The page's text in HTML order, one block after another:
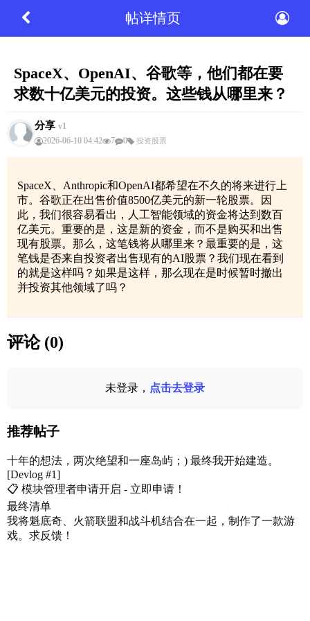
帖详情页
SpaceX、OpenAI、谷歌等，他们都在要
求数十亿美元的投资。这些钱从哪里来？
分享 v1
2026-06-10 04:42
7 0 投资股票
SpaceX、Anthropic和OpenAI都希望在不久的将来进行上
市。谷歌正在出售价值8500亿美元的新一轮股票。因
此，我们很容易看出，人工智能领域的资金将达到数百
亿美元。重要的是，这是新的资金，而不是购买和出售
现有股票。那么，这笔钱将从哪里来？最重要的是，这
笔钱是否来自投资者出售现有的AI股票？我们现在看到
的就是这样吗？如果是这样，那么现在是时候暂时撤出
并投资其他领域了吗？
评论 (0)
未登录， 点击去登录
推荐帖子
十年的想法，两次绝望和一座岛屿；) 最终我开始建造。
[Devlog #1]
📋 模块管理者申请开启 - 立即申请！
最终清单
我将魁底奇、火箭联盟和战斗机结合在一起，制作了一款游
戏。求反馈！